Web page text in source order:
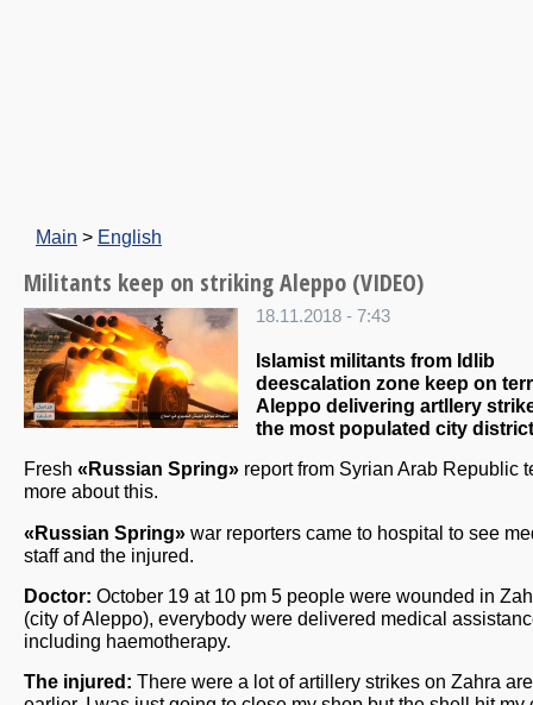
Main > English
Militants keep on striking Aleppo (VIDEO)
18.11.2018 - 7:43
Islamist militants from Idlib
deescalation zone keep on
Aleppo delivering artllery
the most populated city
Fresh «Russian Spring» report from Syrian Arab Republic
more about this.
«Russian Spring» war reporters came to hospital to see
staff and the injured.
Doctor: October 19 at 10 pm 5 people were wounded in
(city of Aleppo), everybody were delivered medical
including haemotherapy.
The injured: There were a lot of artillery strikes on Zahra